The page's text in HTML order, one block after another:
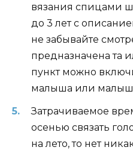
вязания спицами
до 3 лет с
не забывайте
предназначена та
пункт можно
малыша или
Затрачиваемое
осенью связать
на лето, то нет